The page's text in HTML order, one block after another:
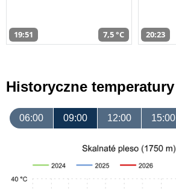
19:51 7,5 °C 20:23
Historyczne temperatury
06:00 09:00 12:00 15:00